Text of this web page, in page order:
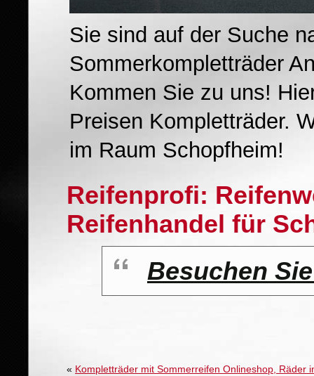
Sie sind auf der Suche
Sommerkompletträder
Kommen Sie zu uns!
Preisen Kompletträder.
im Raum Schopfheim!
Reifenprofi:
Reifenhandel für
Besuchen
« Kompletträder mit Sommerreifen Onlineshop, Räder